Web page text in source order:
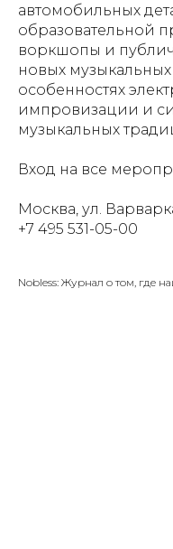
автомобильных
образовательной
воркшопы и
новых музыкальных
особенностях
импровизации и
музыкальных
Вход на все
Москва, ул.
+7 495 531-05-00
Nobless: Журнал о том, где